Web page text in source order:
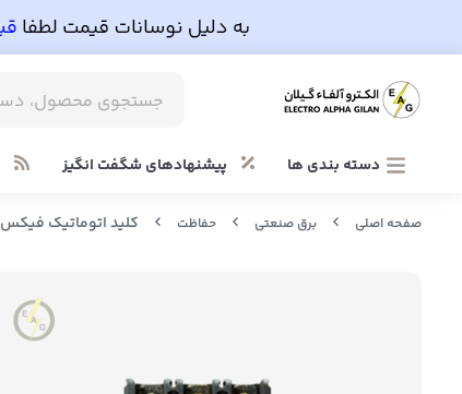
دسته بندی ها پیشنهادهای شگفت انگیز
صفحه اصلی برق صنعتی حفاظت کلید اتوماتیک فیکس 32 آمپر متاسل LS مدل ABH 103C / 32